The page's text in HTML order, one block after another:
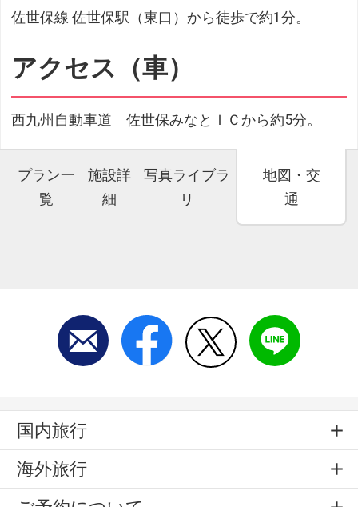
佐世保線 佐世保駅（東口）から徒歩で約1分。
アクセス（車）
西九州自動車道 佐世保みなとＩＣから約5分。
プラン一
覧
施設詳
細
写真ライブラ
リ
地図・交
通
国内旅行
海外旅行